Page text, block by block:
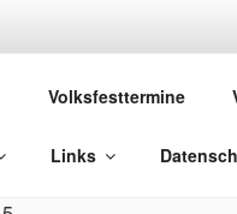
Volksfesttermine
Links